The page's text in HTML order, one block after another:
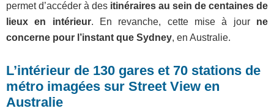
permet d’accéder à des itinéraires au sein de centaines de
lieux en intérieur. En revanche, cette mise à jour ne
concerne pour l’instant que Sydney, en Australie.
L’intérieur de 130 gares et 70 stations de
métro imagées sur Street View en
Australie